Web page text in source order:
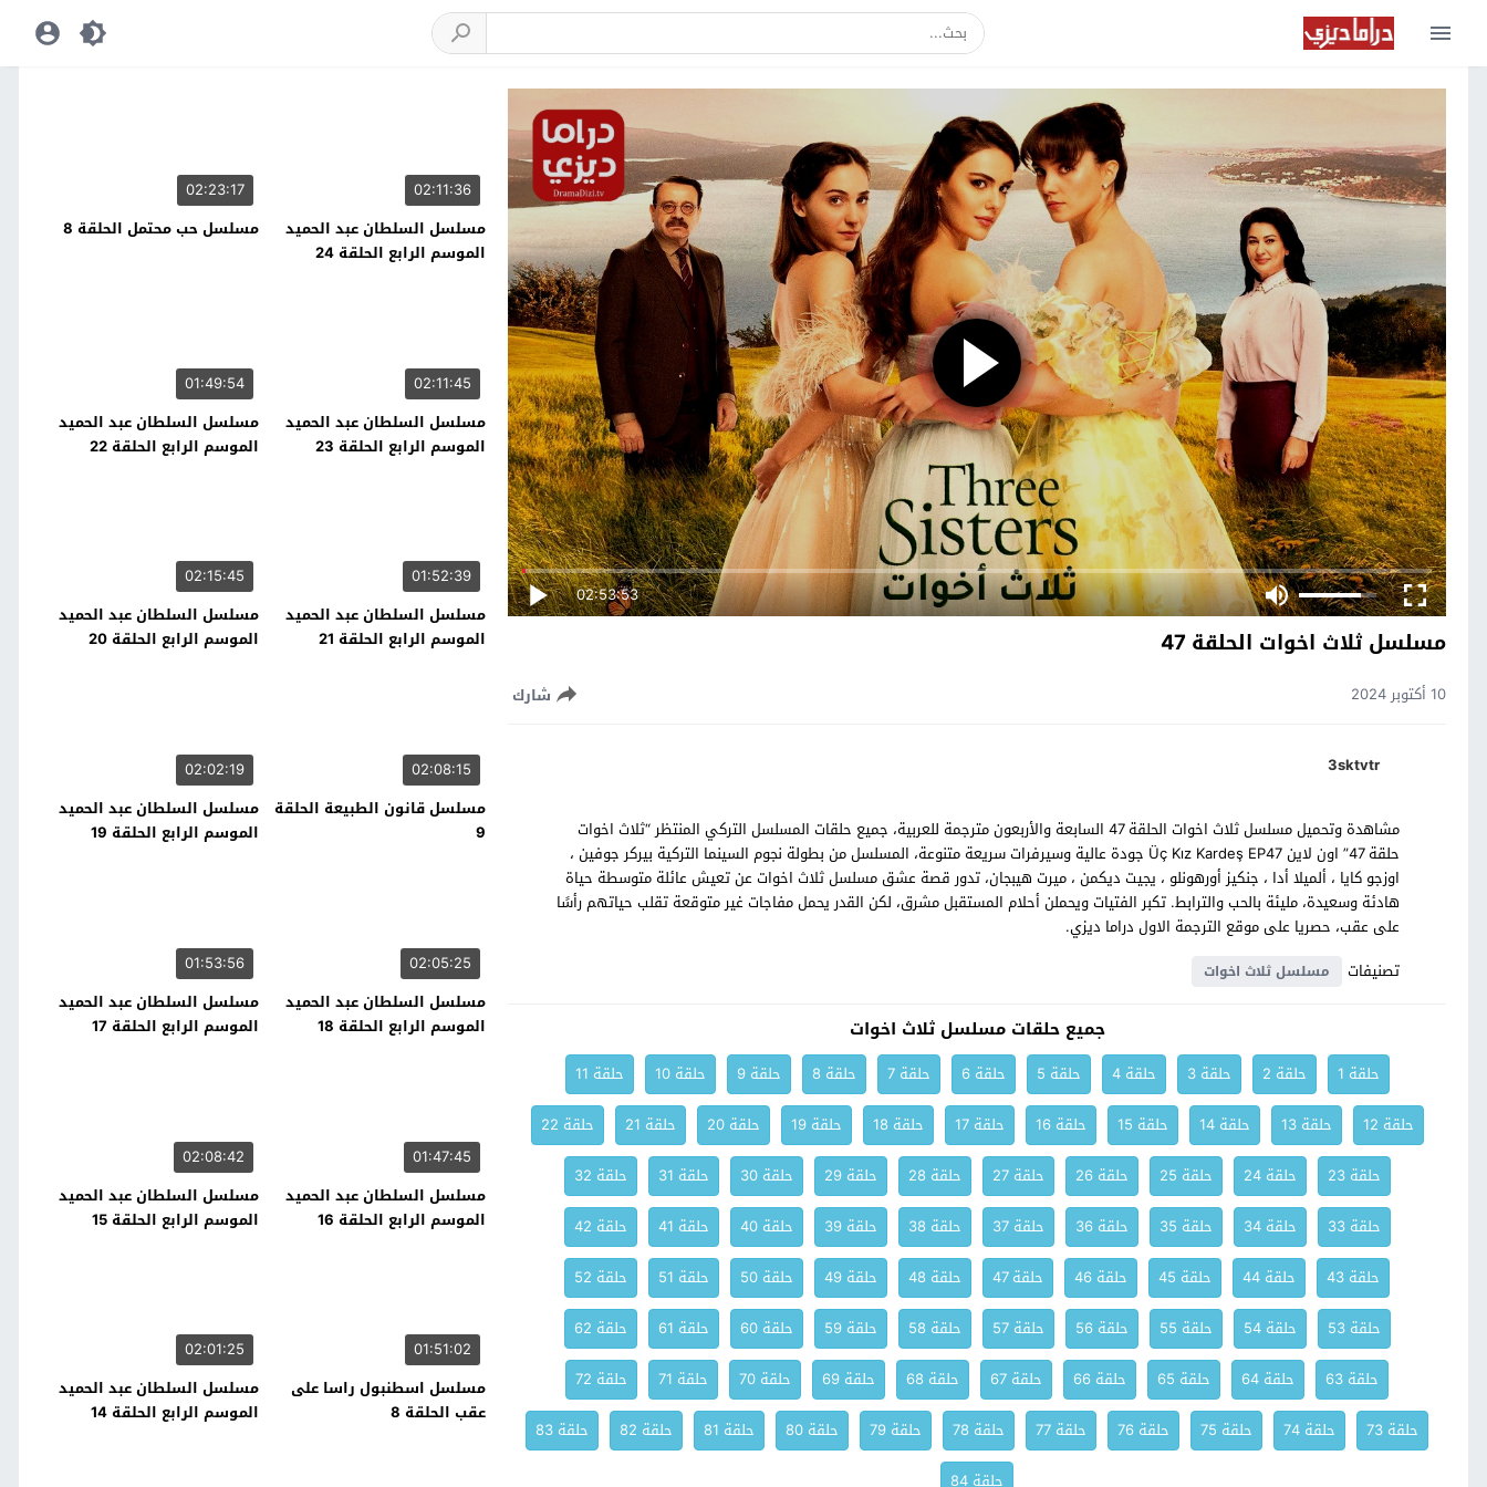
02:53:53
مسلسل ثلاث اخوات الحلقة 47
10 أكتوبر 2024 شارك
3sktvtr
مشاهدة وتحميل مسلسل ثلاث اخوات الحلقة 47 السابعة والأربعون مترجمة للعربية، جميع حلقات المسلسل التركي المنتظر “ثلاث اخوات
حلقة 47” اون لاين Üç Kız Kardeş EP47 جودة عالية وسيرفرات سريعة متنوعة، المسلسل من بطولة نجوم السينما التركية بيركر جوفين ،
اوزجو كايا ، ألميلا أدا ، جنكيز أورهونلو ، يجيت ديكمن ، ميرت هيبجان، تدور قصة عشق مسلسل ثلاث اخوات عن تعيش عائلة متوسطة حياة
هادئة وسعيدة، مليئة بالحب والترابط. تكبر الفتيات ويحملن أحلام المستقبل مشرق، لكن القدر يحمل مفاجات غير متوقعة تقلب حياتهم رأسًا
على عقب، حصريا على موقع الترجمة الاول دراما ديزي.
تصنيفات
مسلسل ثلاث اخوات
جميع حلقات مسلسل ثلاث اخوات
حلقة 1 حلقة 2 حلقة 3 حلقة 4 حلقة 5 حلقة 6 حلقة 7 حلقة 8 حلقة 9 حلقة 10
حلقة 11
حلقة 12
حلقة 13 حلقة 14 حلقة 15 حلقة 16 حلقة 17 حلقة 18 حلقة 19 حلقة 20 حلقة 21
حلقة 22
حلقة 23
حلقة 24 حلقة 25 حلقة 26 حلقة 27 حلقة 28 حلقة 29 حلقة 30 حلقة 31
حلقة 32
حلقة 33
حلقة 34 حلقة 35 حلقة 36 حلقة 37 حلقة 38 حلقة 39 حلقة 40 حلقة 41
حلقة 42
حلقة 43
حلقة 44 حلقة 45 حلقة 46 حلقة 47 حلقة 48 حلقة 49 حلقة 50 حلقة 51
حلقة 52
حلقة 53
حلقة 54 حلقة 55 حلقة 56 حلقة 57 حلقة 58 حلقة 59 حلقة 60 حلقة 61
حلقة 62
حلقة 63
حلقة 64 حلقة 65 حلقة 66 حلقة 67 حلقة 68 حلقة 69 حلقة 70 حلقة 71
حلقة 72
حلقة 73
حلقة 74 حلقة 75 حلقة 76 حلقة 77 حلقة 78 حلقة 79 حلقة 80 حلقة 81 حلقة 82
حلقة 83
حلقة 84
02:11:36
مسلسل السلطان عبد الحميد
الموسم الرابع الحلقة 24
02:23:17
مسلسل حب محتمل الحلقة 8
02:11:45
مسلسل السلطان عبد الحميد
الموسم الرابع الحلقة 23
01:49:54
مسلسل السلطان عبد الحميد
الموسم الرابع الحلقة 22
01:52:39
مسلسل السلطان عبد الحميد
الموسم الرابع الحلقة 21
02:15:45
مسلسل السلطان عبد الحميد
الموسم الرابع الحلقة 20
02:08:15
مسلسل قانون الطبيعة الحلقة
9
02:02:19
مسلسل السلطان عبد الحميد
الموسم الرابع الحلقة 19
02:05:25
مسلسل السلطان عبد الحميد
الموسم الرابع الحلقة 18
01:53:56
مسلسل السلطان عبد الحميد
الموسم الرابع الحلقة 17
01:47:45
مسلسل السلطان عبد الحميد
الموسم الرابع الحلقة 16
02:08:42
مسلسل السلطان عبد الحميد
الموسم الرابع الحلقة 15
01:51:02
مسلسل اسطنبول راسا على
عقب الحلقة 8
02:01:25
مسلسل السلطان عبد الحميد
الموسم الرابع الحلقة 14